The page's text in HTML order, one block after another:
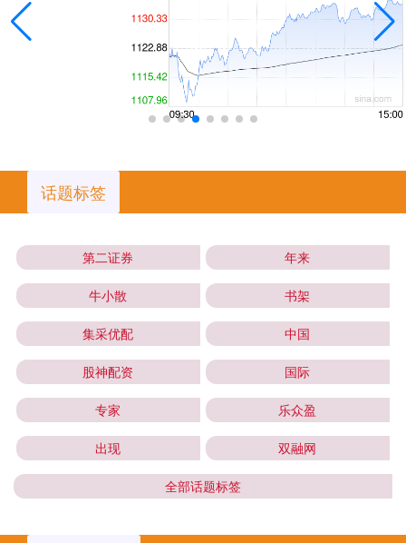
话题标签
第二证券 年来
牛小散 书架
集采优配 中国
股神配资 国际
专家 乐众盈
出现 双融网
全部话题标签